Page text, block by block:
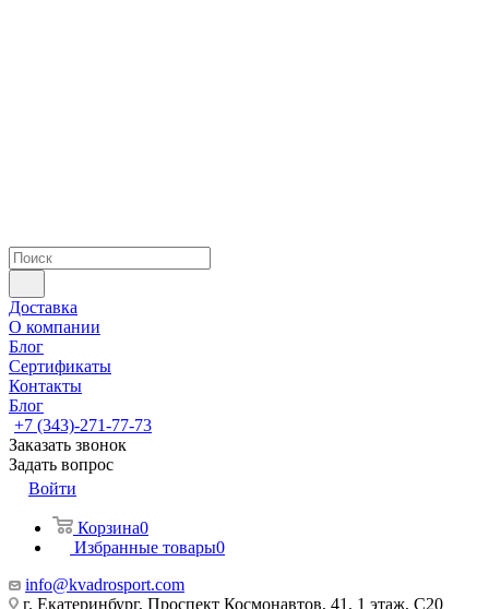
Доставка
О компании
Блог
Сертификаты
Контакты
Блог
+7 (343)-271-77-73
Заказать звонок
Задать вопрос
Войти
Корзина0
Избранные товары0
info@kvadrosport.com
г. Екатеринбург, Проспект Космонавтов, 41, 1 этаж, С20